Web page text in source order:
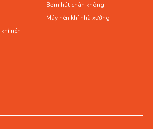
Bơm hút chân không
Máy nén khí nhà xưởng
nén